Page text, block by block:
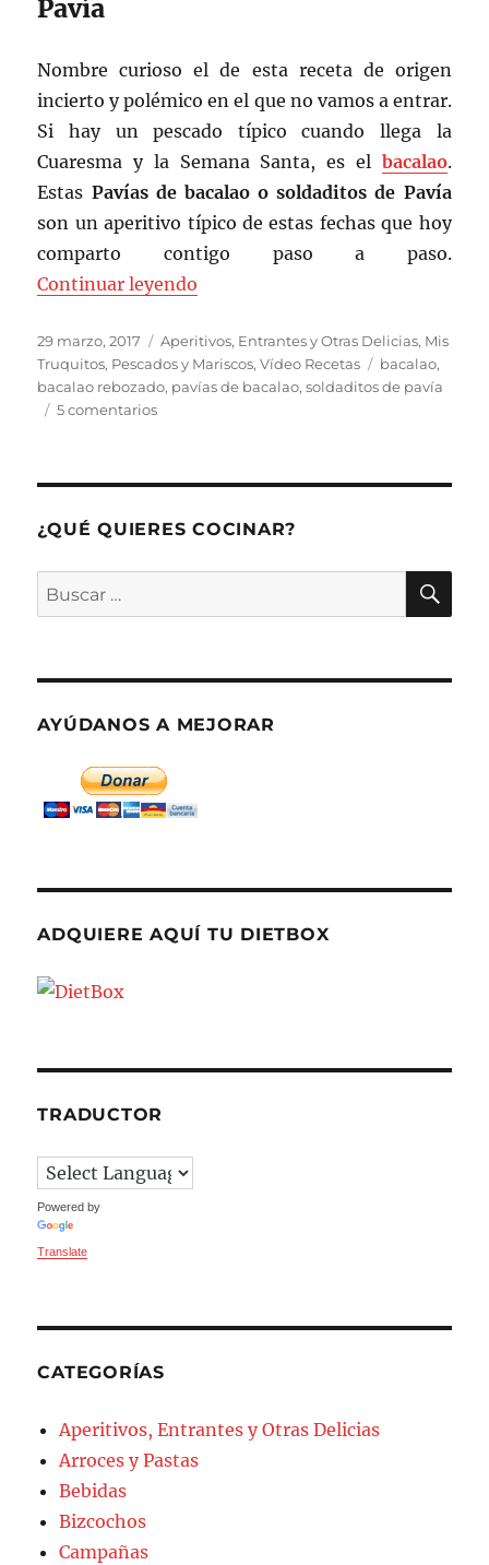
Pavía
Nombre curioso el de esta receta de origen
incierto y polémico en el que no vamos a entrar.
Si hay un pescado típico cuando llega la
Cuaresma y la Semana Santa, es el bacalao.
Estas Pavías de bacalao o soldaditos de Pavía
son un aperitivo típico de estas fechas que hoy
comparto contigo paso a paso.
Continuar leyendo
Publicado
el
29 marzo, 2017 Categorías
Aperitivos, Entrantes y Otras Delicias, Mis
Truquitos, Pescados y Mariscos,Vídeo Recetas Etiquetas
bacalao,
bacalao rebozado, pavías de bacalao,soldaditos de pavía
5 comentariosen
Soldaditos
Pavía
¿QUÉ QUIERES COCINAR?
Buscar
por:
AYÚDANOS A MEJORAR
ADQUIERE AQUÍ TU DIETBOX
TRADUCTOR
Powered by
Translate
CATEGORÍAS
Aperitivos, Entrantes y Otras Delicias
Arroces y Pastas
Bebidas
Bizcochos
Campañas